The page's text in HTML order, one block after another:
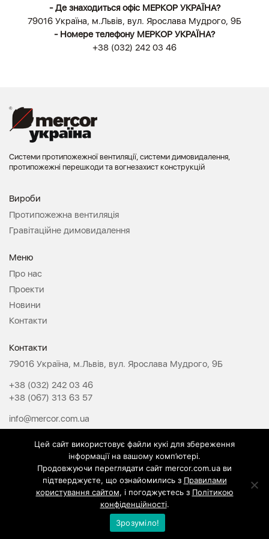
- Де знаходиться офіс МЕРКОР УКРАЇНА?
79016 Україна, м.Львів, вул. Ярослава Мудрого, 9Б
- Номере телефону МЕРКОР УКРАЇНА?
+38 (032) 242 03 46
Системи протипожежної вентиляції, системи димовидалення,
протипожежні перешкоди та вогнезахист конструкцій
Вироби
Протипожежна вентиляція
Гравітаційне димовидалення
Меню
Про нас
Проекти
Новини
Контакти
Контакти
79016 Україна, м.Львів, вул. Ярослава Мудрого, 9Б
+38 (032) 242 03 46
+38 (067) 313 63 57
info@mercor.com.ua
МЕРКОР у соцмережах
© Mercor Ukraine Всі права захищені
Цей сайт використовує файли кукі для збереження
інформації на вашому комп’ютері.
Продовжуючи переглядати сайт mercor.com.ua ви
підтверджуєте, що ознайомились з Правилами
користування сайтом, і погоджуєтесь з Політикою
конфіденційності.
Зрозуміло!